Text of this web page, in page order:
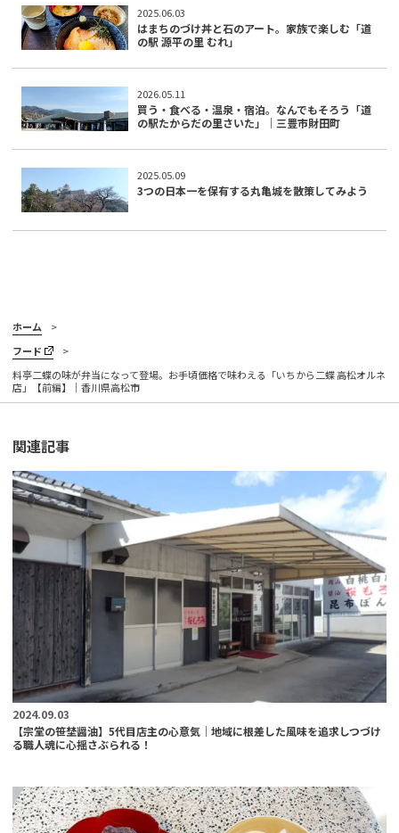
2025.06.03
はまちのづけ丼と石のアート。家族で楽しむ「道
の駅 源平の里 むれ」
2026.05.11
買う・食べる・温泉・宿泊。なんでもそろう「道
の駅たからだの里さいた」｜三豊市財田町
2025.05.09
3つの日本一を保有する丸亀城を散策してみよう
ホーム
フード
料亭二蝶の味が弁当になって登場。お手頃価格で味わえる「いちから二蝶 高松オルネ
店」【前編】｜香川県高松市
関連記事
2024.09.03
【宗堂の笹埜醤油】5代目店主の心意気｜地域に根差した風味を追求しつづけ
る職人魂に心揺さぶられる！